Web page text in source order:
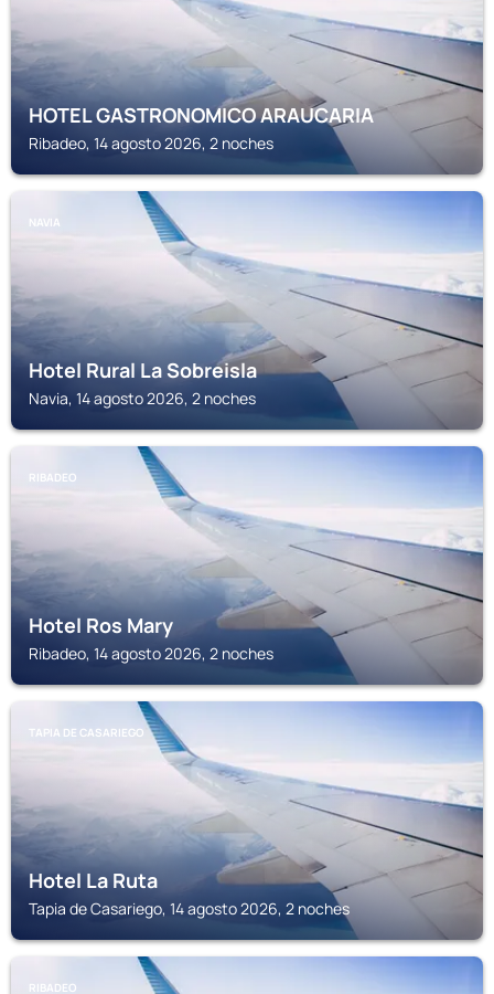
HOTEL GASTRONOMICO ARAUCARIA
Ribadeo, 14 agosto 2026, 2 noches
NAVIA
Hotel Rural La Sobreisla
Navia, 14 agosto 2026, 2 noches
RIBADEO
Hotel Ros Mary
Ribadeo, 14 agosto 2026, 2 noches
TAPIA DE CASARIEGO
Hotel La Ruta
Tapia de Casariego, 14 agosto 2026, 2 noches
RIBADEO